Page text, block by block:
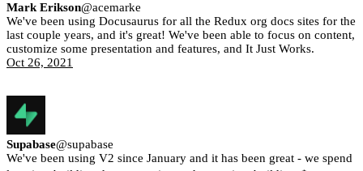
Mark Erikson@acemarke
We've been using Docusaurus for all the Redux org docs sites for the
last couple years, and it's great! We've been able to focus on content,
customize some presentation and features, and It Just Works.
Oct 26, 2021
Supabase@supabase
We've been using V2 since January and it has been great - we spend